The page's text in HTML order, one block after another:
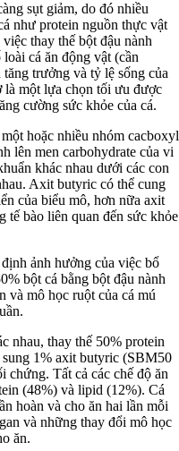
sụt giảm, do đó nhiều
như protein nguồn thực vật
thay thế bột đậu nành
cá ăn động vật (cần
trưởng và tỷ lệ sống của
một lựa chọn tối ưu được
cường sức khỏe của cá.
hoặc nhiều nhóm cacboxyl
lên men carbohydrate của vi
khác nhau dưới các con
Axit butyric có thể cung
của biểu mô, hơn nữa axit
tế bào liên quan đến sức khỏe
ảnh hưởng của việc bổ
bột cá bằng bột đậu nành
và mô học ruột của cá mú
nhau, thay thế 50% protein
1% axit butyric (SBM50
chứng. Tất cả các chế độ ăn
(48%) và lipid (12%). Cá
hoàn và cho ăn hai lần mỗi
và những thay đổi mô học
ăn.